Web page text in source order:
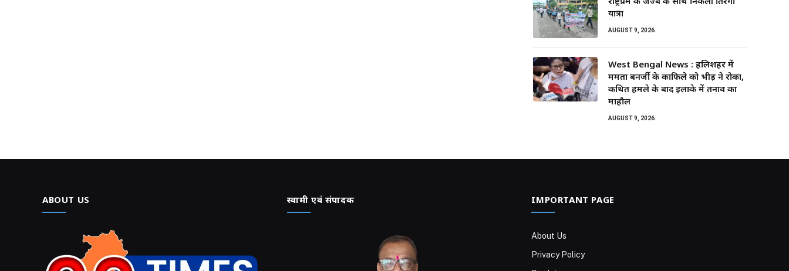
यात्रा
AUGUST 9, 2026
West Bengal News : हलिशहर में
ममता बनर्जी के काफिले को भीड़ ने रोका,
कथित हमले के बाद इलाके में तनाव का
माहौल
AUGUST 9, 2026
ABOUT US स्वामी एवं संपादक IMPORTANT PAGE
About Us
Privacy Policy